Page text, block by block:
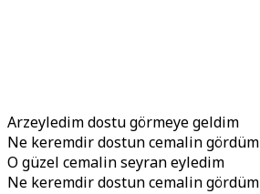
Arzeyledim dostu görmeye geldim
Ne keremdir dostun cemalin gördüm
O güzel cemalin seyran eyledim
Ne keremdir dostun cemalin gördüm